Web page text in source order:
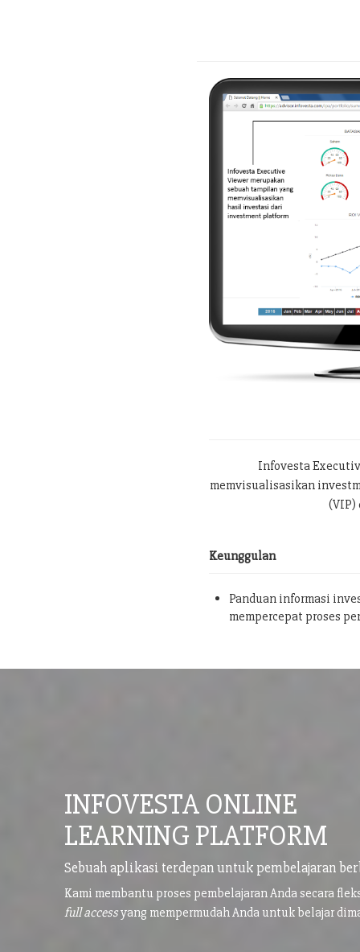
Infovesta
memvisualisasikan
(VIP)
Keunggulan
Panduan informasi
mempercepat proses
INFOVESTA ONLINE
LEARNING PLATFORM
Sebuah aplikasi terdepan untuk pembelajaran
Kami membantu proses pembelajaran Anda secara
full accessyang mempermudah Anda untuk belajar